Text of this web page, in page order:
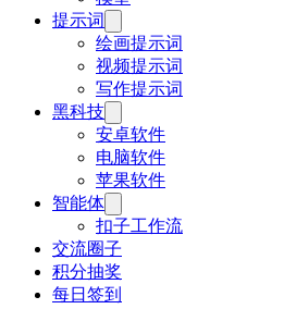
提示词
绘画提示词
视频提示词
写作提示词
黑科技
安卓软件
电脑软件
苹果软件
智能体
扣子工作流
交流圈子
积分抽奖
每日签到